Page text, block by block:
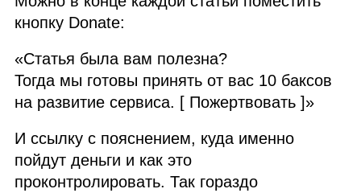
кнопку Donate:
«Статья была вам полезна?
Тогда мы готовы принять от вас 10 баксов
на развитие сервиса. [ Пожертвовать ]»
И ссылку с пояснением, куда именно
пойдут деньги и как это
проконтролировать. Так гораздо